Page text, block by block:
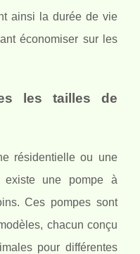
ainsi la durée de vie
économiser sur les
les tailles de
résidentielle ou une
existe une pompe à
Ces pompes sont
chacun conçu
pour différentes